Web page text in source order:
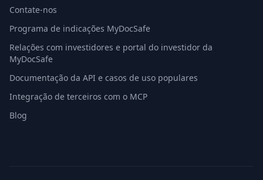
Contate-nos
Programa de indicações MyDocSafe
Relações com investidores e portal do investidor da
MyDocSafe
Documentação da API e casos de uso populares
Integração de terceiros com o MCP
Blog